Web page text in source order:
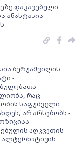
დაკავებული
ანასტასია
ბერუაშვილის
-
რაც
საფუძველი
არ არსებობს -
აღკვეთის
ალტერნატივის